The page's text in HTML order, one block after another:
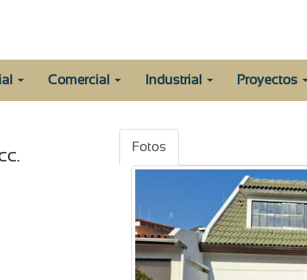
Comercial Industrial Proyectos
Fotos